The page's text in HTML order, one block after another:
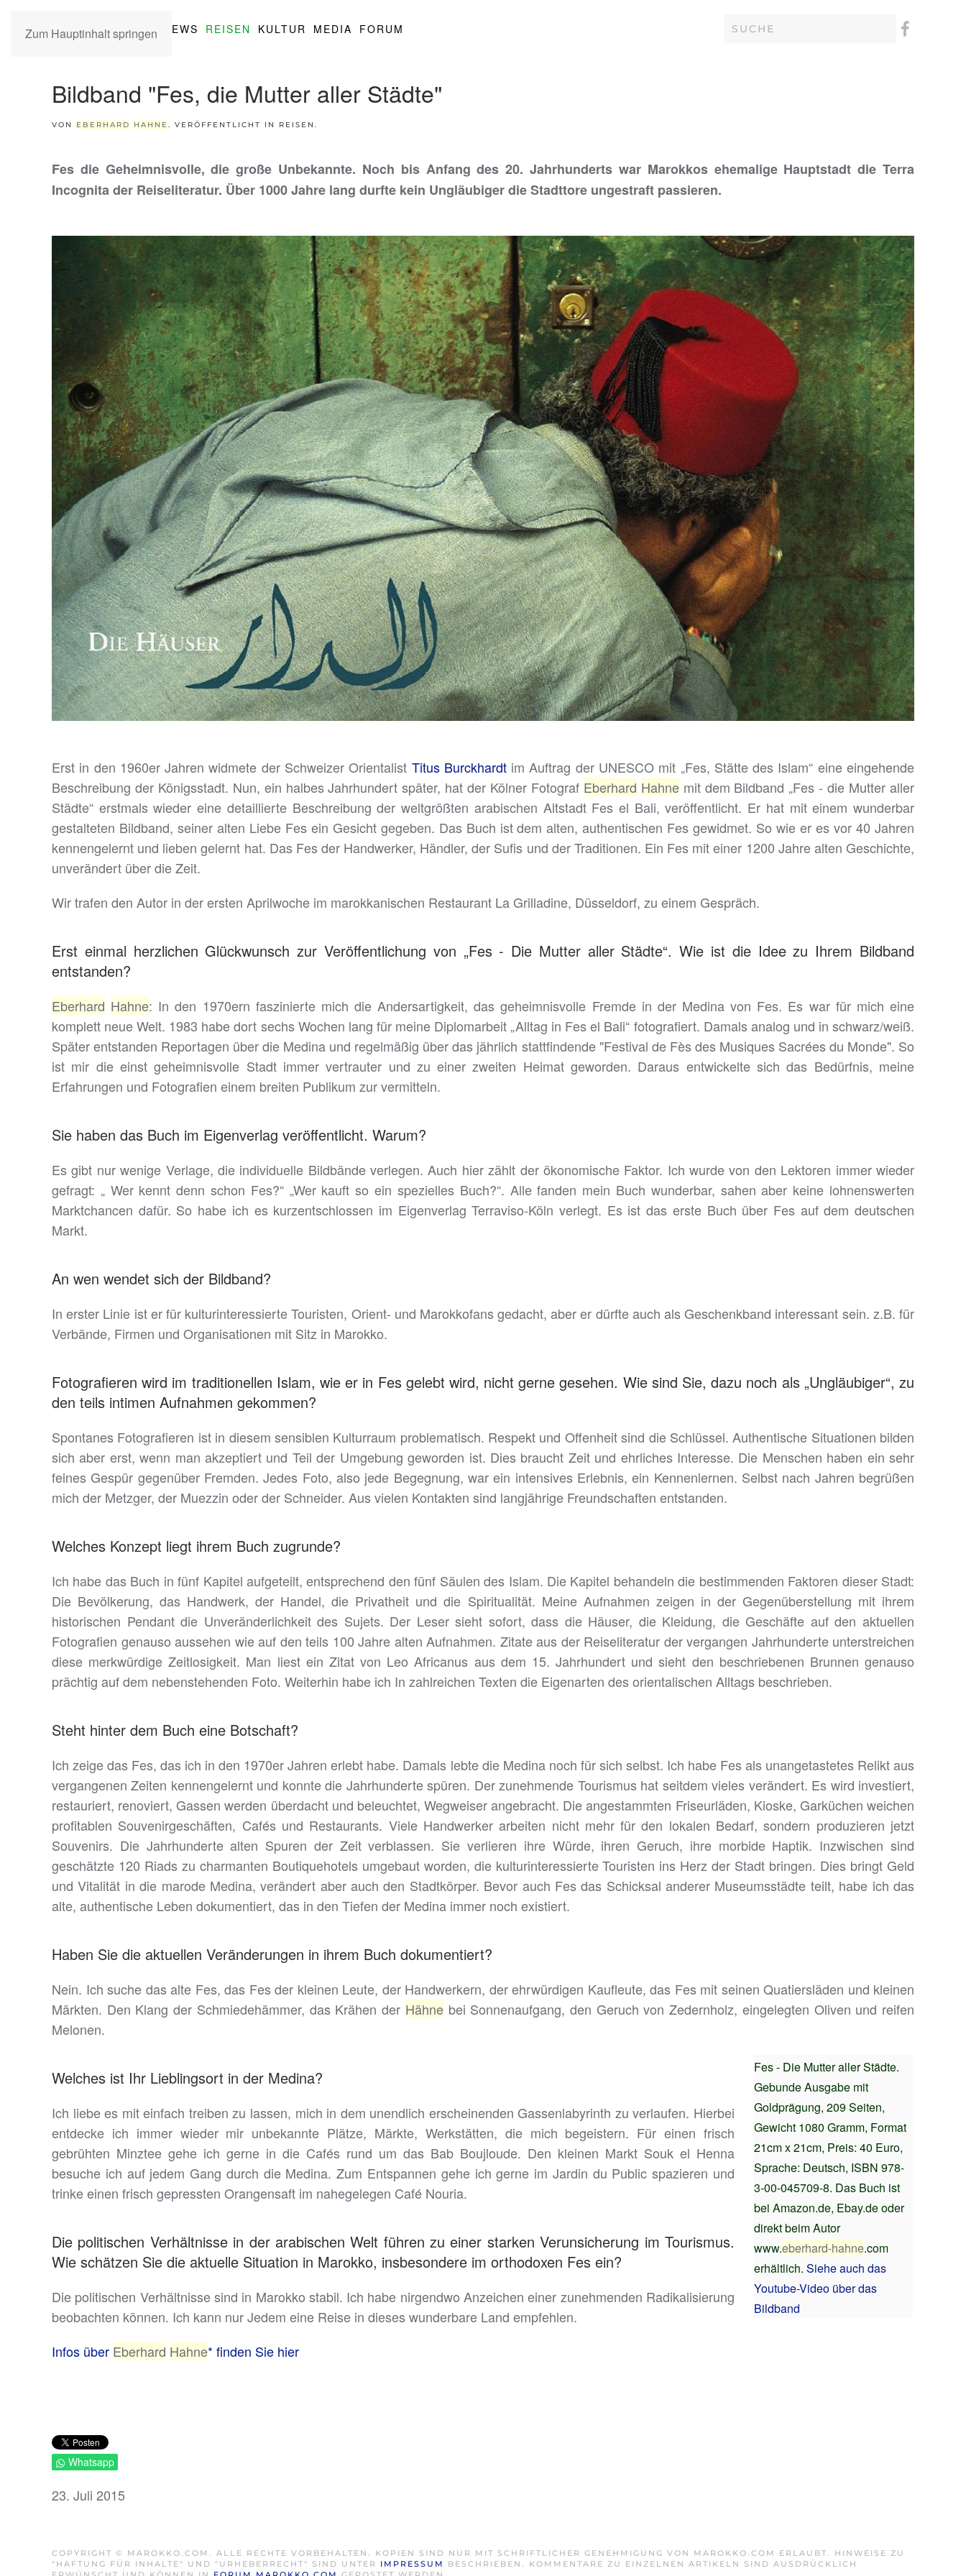
Zum Hauptinhalt springen NEWS REISEN KULTUR MEDIA FORUM
Bildband "Fes, die Mutter aller Städte"
VON EBERHARD HAHN E . VERÖFFENTLICHT IN REISEN .
Fes die Geheimnisvolle, die große Unbekannte. Noch bis Anfang des 20. Jahrhunderts war Marokkos ehemalige Hauptstadt die Terra
Incognita der Reiseliteratur. Über 1000 Jahre lang durfte kein Ungläubiger die Stadttore ungestraft passieren.
Erst in den 1960er Jahren widmete der Schweizer Orientalist Titus Burckhardtim Auftrag der UNESCO mit „Fes, Stätte des Islam“ eine eingehende
Beschreibung der Königsstadt. Nun, ein halbes Jahrhundert später, hat der Kölner Fotograf Eberhard Hahnemit dem Bildband „Fes - die Mutter aller
Städte“ erstmals wieder eine detaillierte Beschreibung der weltgrößten arabischen Altstadt Fes el Bali, veröffentlicht. Er hat mit einem wunderbar
gestalteten Bildband, seiner alten Liebe Fes ein Gesicht gegeben. Das Buch ist dem alten, authentischen Fes gewidmet. So wie er es vor 40 Jahren
kennengelernt und lieben gelernt hat. Das Fes der Handwerker, Händler, der Sufis und der Traditionen. Ein Fes mit einer 1200 Jahre alten Geschichte,
unverändert über die Zeit.
Wir trafen den Autor in der ersten Aprilwoche im marokkanischen Restaurant La Grilladine, Düsseldorf, zu einem Gespräch.
Erst einmal herzlichen Glückwunsch zur Veröffentlichung von „Fes - Die Mutter aller Städte“. Wie ist die Idee zu Ihrem Bildband
entstanden?
Eberhard Hahne: In den 1970ern faszinierte mich die Andersartigkeit, das geheimnisvolle Fremde in der Medina von Fes. Es war für mich eine
komplett neue Welt. 1983 habe dort sechs Wochen lang für meine Diplomarbeit „Alltag in Fes el Bali“ fotografiert. Damals analog und in schwarz/weiß.
Später entstanden Reportagen über die Medina und regelmäßig über das jährlich stattfindende "Festival de Fès des Musiques Sacrées du Monde". So
ist mir die einst geheimnisvolle Stadt immer vertrauter und zu einer zweiten Heimat geworden. Daraus entwickelte sich das Bedürfnis, meine
Erfahrungen und Fotografien einem breiten Publikum zur vermitteln.
Sie haben das Buch im Eigenverlag veröffentlicht. Warum?
Es gibt nur wenige Verlage, die individuelle Bildbände verlegen. Auch hier zählt der ökonomische Faktor. Ich wurde von den Lektoren immer wieder
gefragt: „ Wer kennt denn schon Fes?“ „Wer kauft so ein spezielles Buch?“. Alle fanden mein Buch wunderbar, sahen aber keine lohnenswerten
Marktchancen dafür. So habe ich es kurzentschlossen im Eigenverlag Terraviso-Köln verlegt. Es ist das erste Buch über Fes auf dem deutschen
Markt.
An wen wendet sich der Bildband?
In erster Linie ist er für kulturinteressierte Touristen, Orient- und Marokkofans gedacht, aber er dürfte auch als Geschenkband interessant sein. z.B. für
Verbände, Firmen und Organisationen mit Sitz in Marokko.
Fotografieren wird im traditionellen Islam, wie er in Fes gelebt wird, nicht gerne gesehen. Wie sind Sie, dazu noch als „Ungläubiger“, zu
den teils intimen Aufnahmen gekommen?
Spontanes Fotografieren ist in diesem sensiblen Kulturraum problematisch. Respekt und Offenheit sind die Schlüssel. Authentische Situationen bilden
sich aber erst, wenn man akzeptiert und Teil der Umgebung geworden ist. Dies braucht Zeit und ehrliches Interesse. Die Menschen haben ein sehr
feines Gespür gegenüber Fremden. Jedes Foto, also jede Begegnung, war ein intensives Erlebnis, ein Kennenlernen. Selbst nach Jahren begrüßen
mich der Metzger, der Muezzin oder der Schneider. Aus vielen Kontakten sind langjährige Freundschaften entstanden.
Welches Konzept liegt ihrem Buch zugrunde?
Ich habe das Buch in fünf Kapitel aufgeteilt, entsprechend den fünf Säulen des Islam. Die Kapitel behandeln die bestimmenden Faktoren dieser Stadt:
Die Bevölkerung, das Handwerk, der Handel, die Privatheit und die Spiritualität. Meine Aufnahmen zeigen in der Gegenüberstellung mit ihrem
historischen Pendant die Unveränderlichkeit des Sujets. Der Leser sieht sofort, dass die Häuser, die Kleidung, die Geschäfte auf den aktuellen
Fotografien genauso aussehen wie auf den teils 100 Jahre alten Aufnahmen. Zitate aus der Reiseliteratur der vergangen Jahrhunderte unterstreichen
diese merkwürdige Zeitlosigkeit. Man liest ein Zitat von Leo Africanus aus dem 15. Jahrhundert und sieht den beschriebenen Brunnen genauso
prächtig auf dem nebenstehenden Foto. Weiterhin habe ich In zahlreichen Texten die Eigenarten des orientalischen Alltags beschrieben.
Steht hinter dem Buch eine Botschaft?
Ich zeige das Fes, das ich in den 1970er Jahren erlebt habe. Damals lebte die Medina noch für sich selbst. Ich habe Fes als unangetastetes Relikt aus
vergangenen Zeiten kennengelernt und konnte die Jahrhunderte spüren. Der zunehmende Tourismus hat seitdem vieles verändert. Es wird investiert,
restauriert, renoviert, Gassen werden überdacht und beleuchtet, Wegweiser angebracht. Die angestammten Friseurläden, Kioske, Garküchen weichen
profitablen Souvenirgeschäften, Cafés und Restaurants. Viele Handwerker arbeiten nicht mehr für den lokalen Bedarf, sondern produzieren jetzt
Souvenirs. Die Jahrhunderte alten Spuren der Zeit verblassen. Sie verlieren ihre Würde, ihren Geruch, ihre morbide Haptik. Inzwischen sind
geschätzte 120 Riads zu charmanten Boutiquehotels umgebaut worden, die kulturinteressierte Touristen ins Herz der Stadt bringen. Dies bringt Geld
und Vitalität in die marode Medina, verändert aber auch den Stadtkörper. Bevor auch Fes das Schicksal anderer Museumsstädte teilt, habe ich das
alte, authentische Leben dokumentiert, das in den Tiefen der Medina immer noch existiert.
Haben Sie die aktuellen Veränderungen in ihrem Buch dokumentiert?
Nein. Ich suche das alte Fes, das Fes der kleinen Leute, der Handwerkern, der ehrwürdigen Kaufleute, das Fes mit seinen Quatiersläden und kleinen
Märkten. Den Klang der Schmiedehämmer, das Krähen der Hähnebei Sonnenaufgang, den Geruch von Zedernholz, eingelegten Oliven und reifen
Melonen.
Fes - Die Mutter aller Städte.
Gebunde Ausgabe mit
Goldprägung, 209 Seiten,
Gewicht 1080 Gramm, Format
21cm x 21cm, Preis: 40 Euro,
Sprache: Deutsch, ISBN 978-
3-00-045709-8. Das Buch ist
bei Amazon.de, Ebay.de oder
direkt beim Autor
www.eberhard-hahne.com
erhältlich. Siehe auch das
Youtube-Video über das
Bildband
Welches ist Ihr Lieblingsort in der Medina?
Ich liebe es mit einfach treiben zu lassen, mich in dem unendlich erscheinenden Gassenlabyrinth zu verlaufen. Hierbei
entdecke ich immer wieder mir unbekannte Plätze, Märkte, Werkstätten, die mich begeistern. Für einen frisch
gebrühten Minztee gehe ich gerne in die Cafés rund um das Bab Boujloude. Den kleinen Markt Souk el Henna
besuche ich auf jedem Gang durch die Medina. Zum Entspannen gehe ich gerne im Jardin du Public spazieren und
trinke einen frisch gepressten Orangensaft im nahegelegen Café Nouria.
Die politischen Verhältnisse in der arabischen Welt führen zu einer starken Verunsicherung im Tourismus.
Wie schätzen Sie die aktuelle Situation in Marokko, insbesondere im orthodoxen Fes ein?
Die politischen Verhältnisse sind in Marokko stabil. Ich habe nirgendwo Anzeichen einer zunehmenden Radikalisierung
beobachten können. Ich kann nur Jedem eine Reise in dieses wunderbare Land empfehlen.
Infos über Eberhard Hahne* finden Sie hier
Whatsapp
23. Juli 2015
COPYRIGHT © MAROKKO.COM. ALLE RECHTE VORBEHALTEN. KOPIEN SIND NUR MIT SCHRIFTLICHER GENEHMIGUNG VON MAROKKO.COM ERLAUBT. HINWEISE ZU
"HAFTUNG FÜR INHALTE" UND "URHEBERRECHT" SIND UNTER IMPRESSUM BESCHRIEBEN. KOMMENTARE ZU EINZELNEN ARTIKELN SIND AUSDRÜCKLICH